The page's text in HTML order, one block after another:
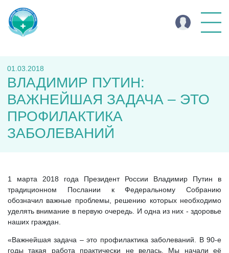
01.03.2018
ВЛАДИМИР ПУТИН:
ВАЖНЕЙШАЯ ЗАДАЧА – ЭТО
ПРОФИЛАКТИКА
ЗАБОЛЕВАНИЙ
1 марта 2018 года Президент России Владимир Путин в
традиционном Послании к Федеральному Собранию
обозначил важные проблемы, решению которых необходимо
уделять внимание в первую очередь. И одна из них - здоровье
наших граждан.
«Важнейшая задача – это профилактика заболеваний. В 90-е
годы такая работа практически не велась. Мы начали её